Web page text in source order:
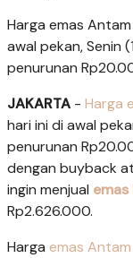
Harga emas
awal pekan, Senin
penurunan
JAKARTA - Harga
hari ini di awal
penurunan
dengan buyback
ingin menjual
Rp2.626.000.
Harga emas Antam